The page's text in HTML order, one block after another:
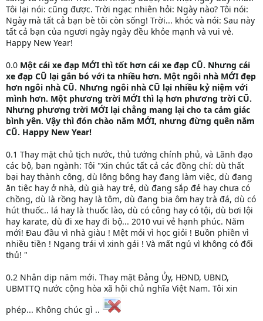
Tôi lại nói: cũng được. Trời ngạc nhiên hỏi: Ngày nào? Tôi nói:
Ngày mà tất cả bạn bè tôi còn sống! Trời... khóc và nói: Sau này
tất cả bạn của ngươi ngày ngày đều khỏe mạnh và vui vẻ.
Happy New Year!
0.0 Một cái xe đạp MỚI thì tốt hơn cái xe đạp CŨ. Nhưng cái
xe đạp CŨ lại gắn bó với ta nhiều hơn. Một ngôi nhà MỚI đẹp
hơn ngôi nhà CŨ. Nhưng ngôi nhà CŨ lại nhiều kỷ niệm với
mình hơn. Một phương trời MỚI thì lạ hơn phương trời CŨ.
Nhưng phương trời MỚI lại chẳng mang lại cho ta cảm giác
bình yên. Vậy thì đón chào năm MỚI, nhưng đừng quên năm
CŨ. Happy New Year!
0.1 Thay mặt chủ tịch nước, thủ tướng chính phủ, và Lãnh đạo
các bộ, ban ngành: Tôi "Xin chúc tất cả các đồng chí: dù thất
bại hay thành công, dù lông bông hay đang làm việc, dù đang
ăn tiệc hay ở nhà, dù già hay trẻ, dù đang sắp đẻ hay chưa có
chồng, dù là rồng hay là tôm, dù đang bia ôm hay trà đá, dù có
hút thuốc.. lá hay là thuốc lào, dù có công hay có tội, dù bơi lội
hay karate, dù đi xe hay đi bộ... 2010 vui vẻ hạnh phúc. Năm
mới! Đau đầu vì nhà giàu ! Mệt mỏi vì học giỏi ! Buồn phiền vì
nhiều tiền ! Ngang trái vì xinh gái ! Và mất ngủ vì không có đối
thủ! "
0.2 Nhân dịp năm mới. Thay mặt Đảng Ủy, HĐND, UBND,
UBMTTQ nước cộng hòa xã hội chủ nghĩa Việt Nam. Tôi xin
phép... Không chúc gì ..